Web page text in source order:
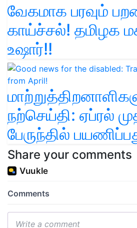
வேகமாக பரவும்
காய்ச்சல்! தமிழக
உஷார்!!
நற்செய்தி: ஏப்ரல்
பேருந்தில்
Share your comments